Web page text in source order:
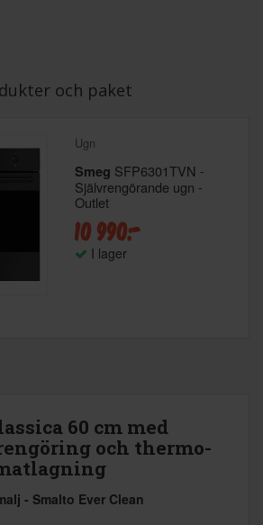
och paket
Ugn
Smeg SFP6301TVN -
Självrengörande ugn -
Outlet
10 990:-
I lager
60 cm med
och thermo-
- Smalto Ever Clean